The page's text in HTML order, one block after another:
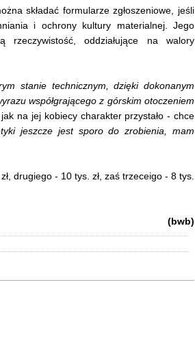
składać formularze zgłoszeniowe, jeśli
i ochrony kultury materialnej. Jego
oddziałujące na walory
stanie technicznym, dzięki dokonanym
współgrającego z górskim otoczeniem
na jej kobiecy charakter przystało - chce
jeszcze jest sporo do zrobienia, mam
drugiego - 10 tys. zł, zaś trzeceigo - 8 tys.
(bwb)